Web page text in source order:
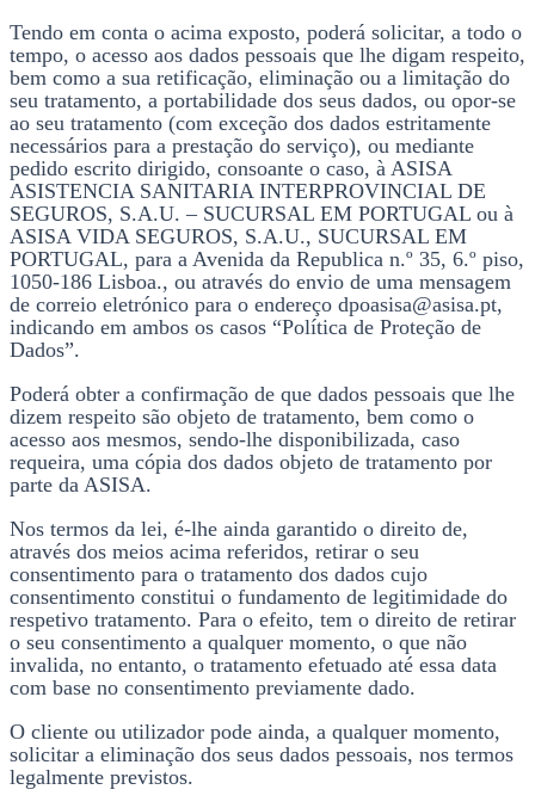
Tendo em conta o acima exposto, poderá solicitar, a todo o
tempo, o acesso aos dados pessoais que lhe digam respeito,
bem como a sua retificação, eliminação ou a limitação do
seu tratamento, a portabilidade dos seus dados, ou opor-se
ao seu tratamento (com exceção dos dados estritamente
necessários para a prestação do serviço), ou mediante
pedido escrito dirigido, consoante o caso, à ASISA
ASISTENCIA SANITARIA INTERPROVINCIAL DE
SEGUROS, S.A.U. – SUCURSAL EM PORTUGAL ou à
ASISA VIDA SEGUROS, S.A.U., SUCURSAL EM
PORTUGAL, para a Avenida da Republica n.º 35, 6.º piso,
1050-186 Lisboa., ou através do envio de uma mensagem
de correio eletrónico para o endereço dpoasisa@asisa.pt,
indicando em ambos os casos “Política de Proteção de
Dados”.
Poderá obter a confirmação de que dados pessoais que lhe
dizem respeito são objeto de tratamento, bem como o
acesso aos mesmos, sendo-lhe disponibilizada, caso
requeira, uma cópia dos dados objeto de tratamento por
parte da ASISA.
Nos termos da lei, é-lhe ainda garantido o direito de,
através dos meios acima referidos, retirar o seu
consentimento para o tratamento dos dados cujo
consentimento constitui o fundamento de legitimidade do
respetivo tratamento. Para o efeito, tem o direito de retirar
o seu consentimento a qualquer momento, o que não
invalida, no entanto, o tratamento efetuado até essa data
com base no consentimento previamente dado.
O cliente ou utilizador pode ainda, a qualquer momento,
solicitar a eliminação dos seus dados pessoais, nos termos
legalmente previstos.